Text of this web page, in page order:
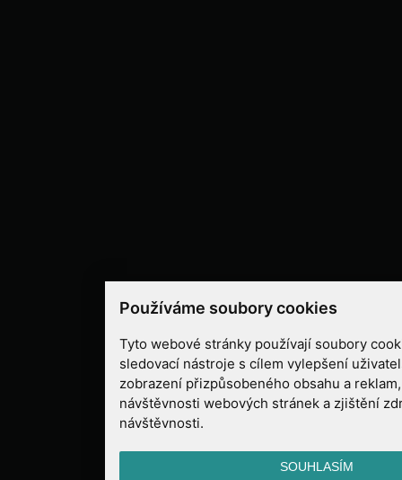
Používáme soubory cookies
Tyto webové stránky používají soubory
sledovací nástroje s cílem vylepšení
zobrazení přizpůsobeného obsahu a
návštěvnosti webových stránek a zjištění
návštěvnosti.
SOUHLASÍM